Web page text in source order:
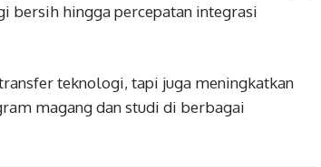
bersih hingga percepatan integrasi
teknologi, tapi juga meningkatkan
magang dan studi di berbagai